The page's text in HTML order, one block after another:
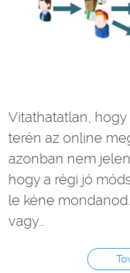
Vitathatatlan,
terén az online
azonban nem
hogy a régi jó
le kéne
vagy…